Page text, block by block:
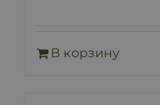
В корзину